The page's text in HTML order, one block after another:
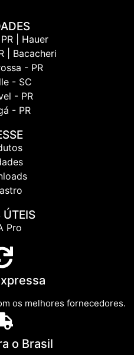
| Hauer
| Bacacheri
- PR
- SC
- PR
- PR
ÚTEIS
Pro
os melhores fornecedores.
o Brasil